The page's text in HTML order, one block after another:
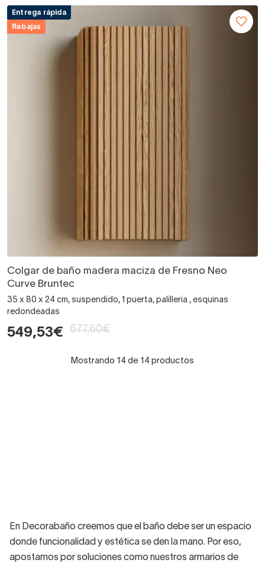
Entrega rápida
Rebajas
Colgar de baño madera maciza de Fresno Neo
Curve Bruntec
35 x 80 x 24 cm, suspendido, 1 puerta, palilleria , esquinas
redondeadas
549,53€ 677,60€
Mostrando 14 de 14 productos
En Decorabaño creemos que el baño debe ser un espacio
donde funcionalidad y estética se den la mano. Por eso,
apostamos por soluciones como nuestros armarios de